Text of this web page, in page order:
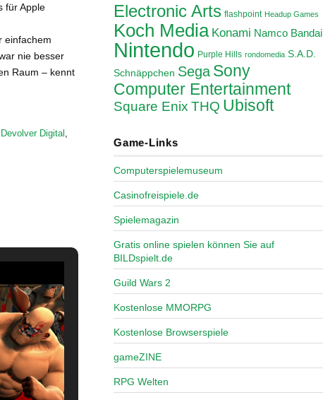
für Apple
einfachem
nie besser
Raum – kennt
Devolver Digital
Electronic Arts flashpoint Headup Games
Koch Media Konami Namco Bandai
Nintendo Purple Hills rondomedia S.A.D.
Schnäppchen Sega Sony
Computer Entertainment
Square Enix THQ Ubisoft
Game-Links
Computerspielemuseum
Casinofreispiele.de
Spielemagazin
Gratis online spielen können Sie auf
BILDspielt.de
Guild Wars 2
Kostenlose MMORPG
Kostenlose Browserspiele
gameZINE
RPG Welten